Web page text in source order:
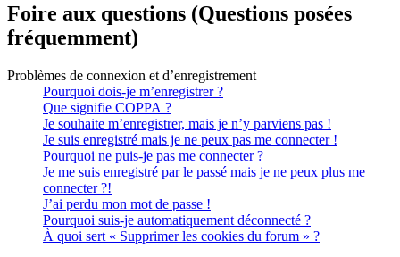
Foire aux questions (Questions posées
fréquemment)
Problèmes de connexion et d’enregistrement
Pourquoi dois-je m’enregistrer ?
Que signifie COPPA ?
Je souhaite m’enregistrer, mais je n’y parviens pas !
Je suis enregistré mais je ne peux pas me connecter !
Pourquoi ne puis-je pas me connecter ?
Je me suis enregistré par le passé mais je ne peux plus me
connecter ?!
J’ai perdu mon mot de passe !
Pourquoi suis-je automatiquement déconnecté ?
À quoi sert « Supprimer les cookies du forum » ?